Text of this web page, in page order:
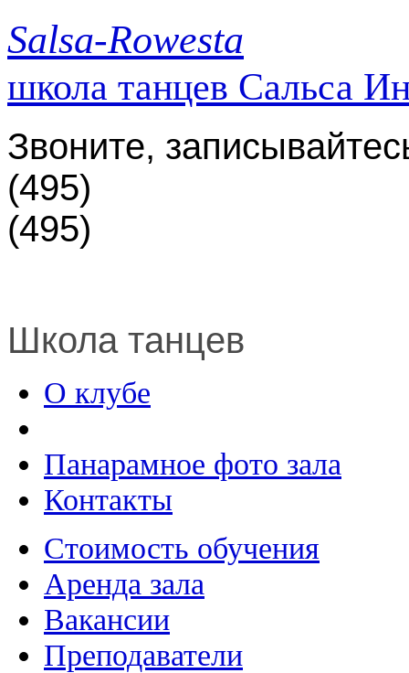
Salsa-Rowesta
школа танцев Сальса
Звоните,
(495)
(495)
Школа танцев
О клубе
Панарамное фото зала
Контакты
Стоимость обучения
Аренда зала
Вакансии
Преподаватели